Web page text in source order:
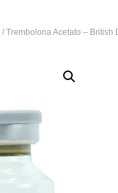
/ Trembolona Acetato – British